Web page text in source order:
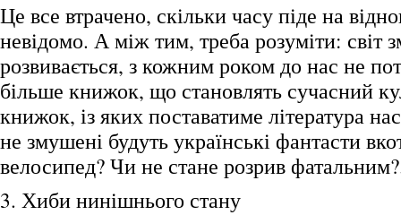
Це все втрачено, скільки часу піде на
невідомо. А між тим, треба розуміти: світ
розвивається, з кожним роком до нас не
більше книжок, що становлять сучасний
книжок, із яких поставатиме література
не змушені будуть українські фантасти
велосипед? Чи не стане розрив
3. Хиби нинішнього стану